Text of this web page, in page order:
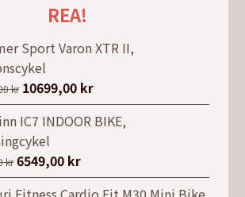
REA!
Sport Varon XTR II,
kr Det
ursprungliga
priset
var:
10799,00 kr.
10699,00 krDet
nuvarande
priset
IC7 INDOOR BIKE,
kr Det
ursprungliga
6549,00 krDet
nuvarande